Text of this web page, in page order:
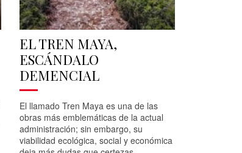
EL TREN MAYA,
ESCÁNDALO
DEMENCIAL
El llamado Tren Maya es una de las
obras más emblemáticas de la actual
administración; sin embargo, su
viabilidad ecológica, social y económica